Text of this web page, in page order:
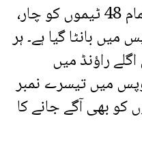
اس نئے فارمیٹ کے تحت تمام 48 ٹیموں کو چار،
سے 12 گروپس میں بانٹا گیا ہے۔ ہر
راؤنڈ میں
میں تیسرے نمبر
کو بھی آگے جانے کا